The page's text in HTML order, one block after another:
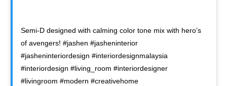
Semi-D designed with calming color tone mix with hero’s
of avengers! #jashen #jasheninterior
#jasheninteriordesign #interiordesignmalaysia
#interiordesign #living_room #interiordesigner
#livingroom #modern #creativehome